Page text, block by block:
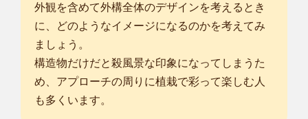
外観を含めて外構全体のデザインを考えるとき
に、どのようなイメージになるのかを考えてみ
ましょう。
構造物だけだと殺風景な印象になってしまうた
め、アプローチの周りに植栽で彩って楽しむ人
も多くいます。